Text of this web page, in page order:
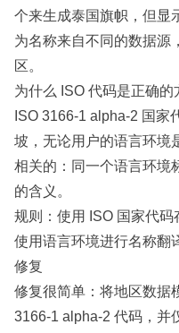
个来生成泰国旗帜，但
为名称来自不同的数据源
区。
为什么 ISO 代码是正确的
ISO 3166-1 alpha-2 国家
坡，无论用户的语言环境
相关的：同一个语言环境
的含义。
规则：使用 ISO 国家代
使用语言环境进行名称翻
修复
修复很简单：将地区数据
3166-1 alpha-2 代码，并